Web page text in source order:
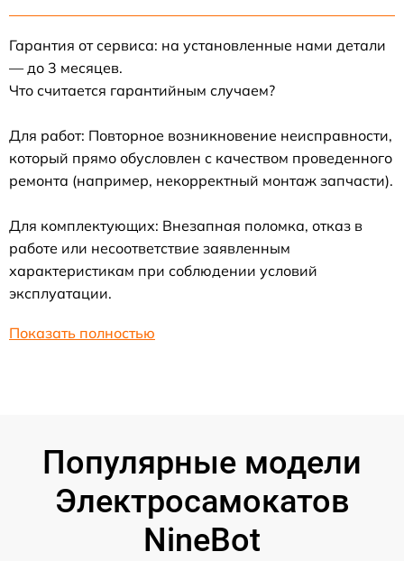
Гарантия от сервиса: на установленные нами детали
— до 3 месяцев.
Что считается гарантийным случаем?
Для работ: Повторное возникновение неисправности,
который прямо обусловлен с качеством проведенного
ремонта (например, некорректный монтаж запчасти).
Для комплектующих: Внезапная поломка, отказ в
работе или несоответствие заявленным
характеристикам при соблюдении условий
эксплуатации.
Показать полностью
Популярные модели
Электросамокатов
NineBot